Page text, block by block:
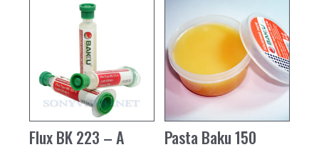
Flux BK 223 – A Pasta Baku 150